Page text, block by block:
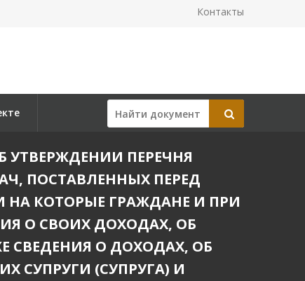
Контакты
УТВЕРЖДЕНИИ ПЕРЕЧНЯ
ПОСТАВЛЕННЫХ ПЕРЕД
КОТОРЫЕ ГРАЖДАНЕ И ПРИ
О СВОИХ ДОХОДАХ, ОБ
СВЕДЕНИЯ О ДОХОДАХ, ОБ
СУПРУГИ (СУПРУГА) И